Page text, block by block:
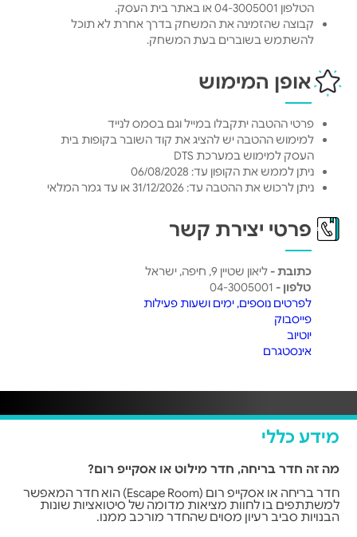
הטלפון 04-3005001 או באתר בית העסק.
קבוצה שהזמינה את המשחק בדרך אחרת לא תוכל
להשתמש בשוברים בעת המשחק.
אופן המימוש
פרטי ההטבה יתקבלו במייל וגם בסמס לנייד
למימוש ההטבה יש להציג את קוד השובר בקופות בית
העסק למימוש במערכת DTS
ניתן לממש את הקופון עד: 06/08/2028
ניתן לרכוש את ההטבה עד: 31/12/2026 או עד גמר המלאי
פרטי יצירת קשר
כתובת -ליאון שטיין 9, חיפה, ישראל
טלפון - 04-3005001
לפרטים נוספים, ימים ושעות פעילות
פייסבוק
יוטיוב
אינסטגרם
מידע כללי
מה זה חדר בריחה, חדר מילוט או אסקייפ רום?
חדר בריחה או אסקייפ רום (Escape Room) הוא חדר המאפשר
למשתתפים בו לחוות מציאות מדומה של סיטואציות שונות
הבנויות סביב רעיון מסוים שהחדר מורכב ממנו.